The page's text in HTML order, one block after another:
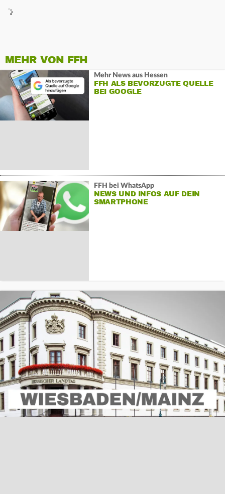
MEHR VON FFH
Mehr News aus Hessen
FFH ALS BEVORZUGTE QUELLE
BEI GOOGLE
FFH bei WhatsApp
NEWS UND INFOS AUF DEIN
SMARTPHONE